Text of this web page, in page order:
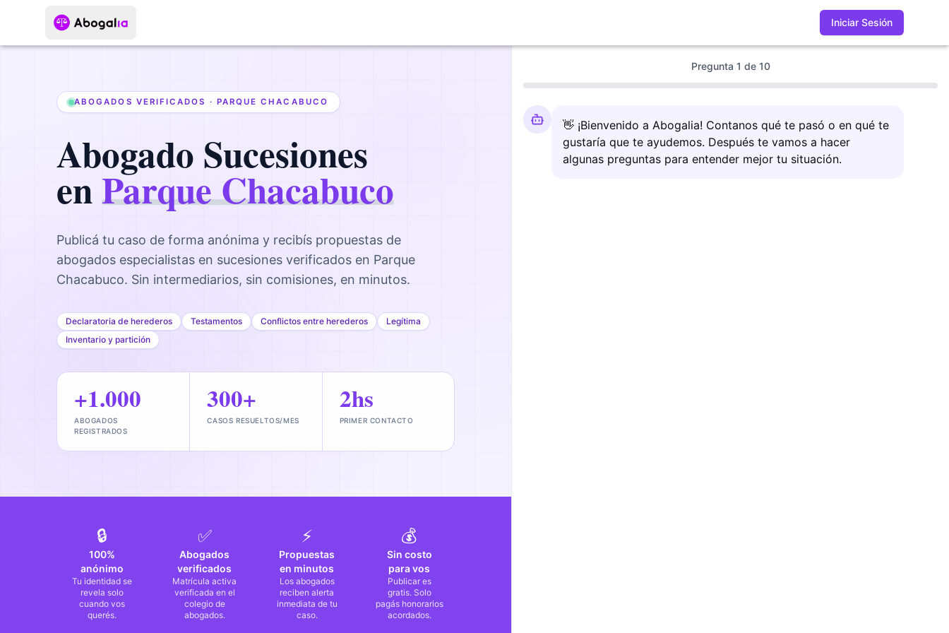
Iniciar Sesión
ABOGADOS VERIFICADOS · PARQUE CHACABUCO
Abogado Sucesiones
enParque Chacabuco
Publicá tu caso de forma anónima y recibís propuestas de
abogados especialistas en sucesiones verificados en Parque
Chacabuco. Sin intermediarios, sin comisiones, en minutos.
Declaratoria de herederos Testamentos Conflictos entre herederos
Legítima
Inventario y partición
+1.000
ABOGADOS
REGISTRADOS
300+
CASOS RESUELTOS/MES
2hs
PRIMER CONTACTO
🔒
100%
anónimo
Tu identidad se
revela solo
cuando vos
querés.
✅
Abogados
verificados
Matrícula activa
verificada en el
colegio de
abogados.
⚡
Propuestas
en minutos
Los abogados
reciben alerta
inmediata de tu
caso.
💰
Sin costo
para vos
Publicar es
gratis. Solo
pagás honorarios
acordados.
Pregunta 1 de 10
👋 ¡Bienvenido a Abogalia! Contanos qué te pasó o en qué te
gustaría que te ayudemos. Después te vamos a hacer
algunas preguntas para entender mejor tu situación.